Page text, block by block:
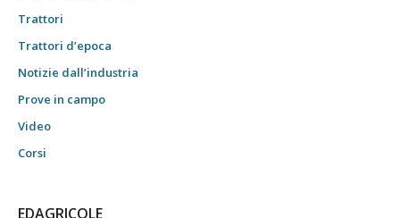
Trattori
Trattori d’epoca
Notizie dall’industria
Prove in campo
Video
Corsi
EDAGRICOLE